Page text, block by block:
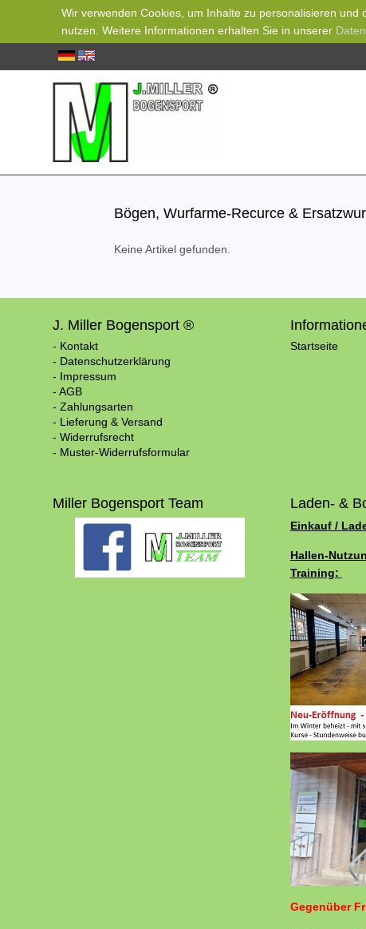
Wir verwenden Cookies, um Inhalte zu personalisieren
nutzen. Weitere Informationen erhalten Sie in unserer
Bögen, Wurfarme-Recurce &
Keine Artikel gefunden.
J. Miller Bogensport ®
- Kontakt
- Datenschutzerklärung
- Impressum
- AGB
- Zahlungsarten
- Lieferung & Versand
- Widerrufsrecht
- Muster-Widerrufsformular
Startseite
Miller Bogensport Team Laden- &
Einkauf /
Hallen-
Training:
Gegenüber